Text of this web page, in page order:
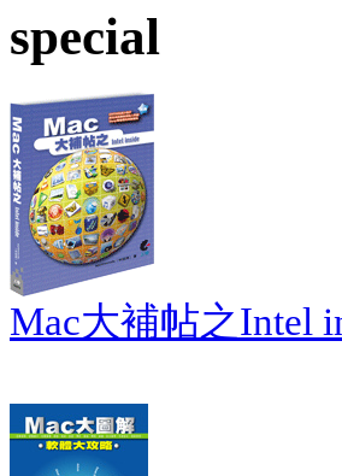
special
Mac大補帖之Intel